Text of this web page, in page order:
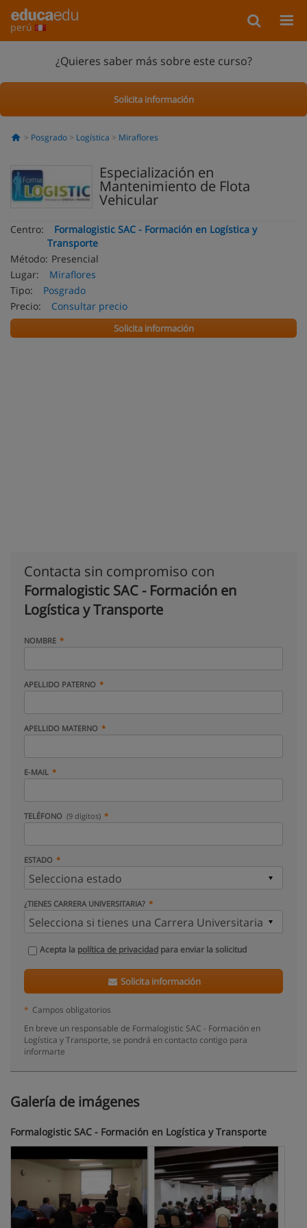
perú
¿Quieres saber más sobre este curso?
Solicita información
Posgrado Logística Miraflores
Especialización en
Mantenimiento de Flota
Vehicular
Centro:
Formalogistic SAC - Formación en Logística y
Transporte
Método: Presencial
Lugar:
Miraflores
Tipo:
Posgrado
Precio:
Consultar precio
Solicita información
Contacta sin compromiso con
Formalogistic SAC - Formación en
Logística y Transporte
NOMBRE
APELLIDO PATERNO
APELLIDO MATERNO
E-MAIL
TELÉFONO (9 dígitos)
ESTADO
¿TIENES CARRERA UNIVERSITARIA?
Acepta la política de privacidad para enviar la solicitud
Solicita información
* Campos obligatorios
En breve un responsable de Formalogistic SAC - Formación en
Logística y Transporte, se pondrá en contacto contigo para
informarte
Galería de imágenes
Formalogistic SAC - Formación en Logística y Transporte